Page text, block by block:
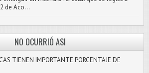
de Aco...
NO OCURRIÓ ASI
TIENEN IMPORTANTE PORCENTAJE DE